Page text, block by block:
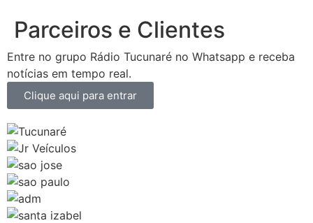
Parceiros e Clientes
Entre no grupo Rádio Tucunaré no Whatsapp e receba
notícias em tempo real.
Clique aqui para entrar